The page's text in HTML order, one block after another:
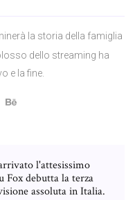
la storia della famiglia
dello streaming ha
e la fine.
l'attesissimo
Fox debutta la terza
assoluta in Italia.